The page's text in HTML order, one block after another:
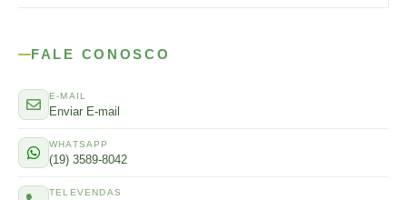
FALE CONOSCO
E-MAIL
Enviar E-mail
WHATSAPP
(19) 3589-8042
TELEVENDAS